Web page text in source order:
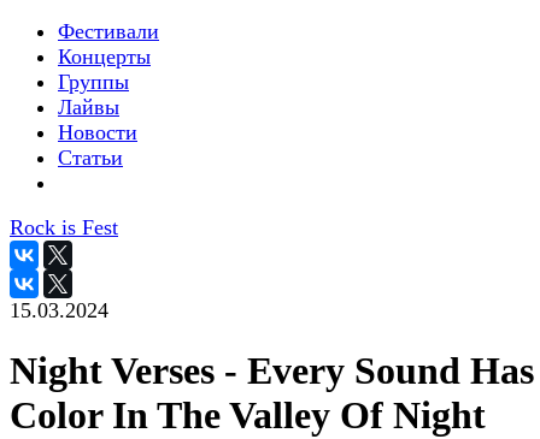
Фестивали
Концерты
Группы
Лайвы
Новости
Статьи
Rock is Fest
15.03.2024
Night Verses - Every Sound
Color In The Valley Of Night